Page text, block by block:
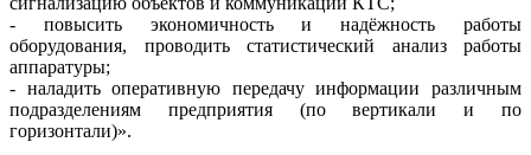
- повысить экономичность и надёжность работы
оборудования, проводить статистический анализ работы
аппаратуры;
- наладить оперативную передачу информации различным
подразделениям предприятия (по вертикали и по
горизонтали)».